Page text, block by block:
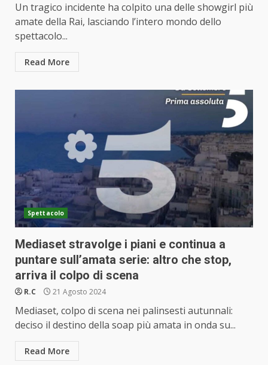
Un tragico incidente ha colpito una delle showgirl più
amate della Rai, lasciando l’intero mondo dello
spettacolo...
Read More
Spettacolo
Mediaset stravolge i piani e continua a
puntare sull’amata serie: altro che stop,
arriva il colpo di scena
R.C 21 Agosto 2024
Mediaset, colpo di scena nei palinsesti autunnali:
deciso il destino della soap più amata in onda su...
Read More